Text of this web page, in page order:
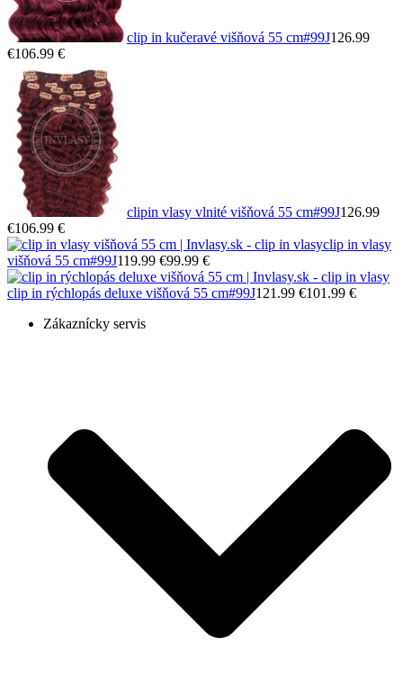
clip in kučeravé višňová 55 cm#99J126.99
€106.99 €
clipin vlasy vlnité višňová 55 cm#99J126.99
€106.99 €
clip in vlasy
višňová 55 cm#99J119.99 €99.99 €
clip in rýchlopás deluxe višňová 55 cm#99J121.99 €101.99 €
Zákaznícky servis